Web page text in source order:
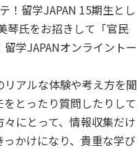
！留学JAPAN 15期生とし
琴氏をお招きして「官民
学JAPANオンライントー
アルな体験や考え方を聞
とったり質問したりして
にとって、情報収集だけ
かけになり、貴重な学び